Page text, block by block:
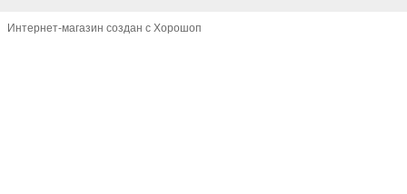
Интернет-магазин создан с Хорошоп